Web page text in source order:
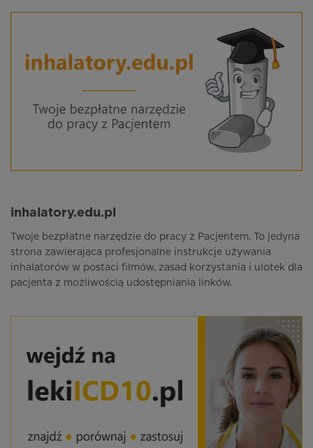
inhalatory.edu.pl
Twoje bezpłatne narzędzie do pracy z Pacjentem. To jedyna
strona zawierająca profesjonalne instrukcje używania
inhalatorów w postaci filmów, zasad korzystania i ulotek dla
pacjenta z możliwością udostępniania linków.